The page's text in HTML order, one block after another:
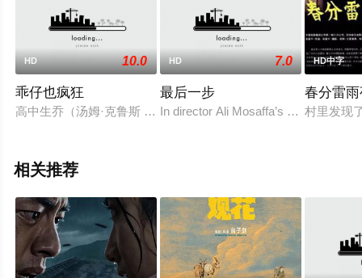
HD 10.0
乖仔也疯狂
高中生乔（汤姆·克鲁斯 Tom Cruise 饰）为学业所困扰，连春
HD 7.0
最后一步
In director Ali Mosaffa’s
HD中字
春分雷
村里发现
相关推荐